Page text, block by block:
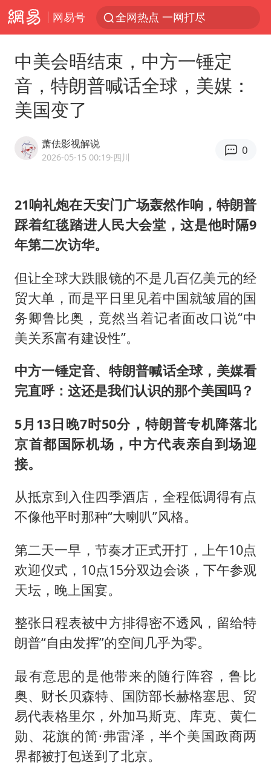
网易号 全网热点 一网打尽
中美会晤结束，中方一锤定
音，特朗普喊话全球，美媒：
美国变了
萧佉影视解说
2026-05-15 00:19·四川
0
21响礼炮在天安门广场轰然作响，特朗普
踩着红毯踏进人民大会堂，这是他时隔9
年第二次访华。
但让全球大跌眼镜的不是几百亿美元的经
贸大单，而是平日里见着中国就皱眉的国
务卿鲁比奥 ，竟然当着记者面改口说“中
美关系富有建设性”。
中方一锤定音、特朗普喊话全球，美媒看
完直呼：这还是我们认识的那个美国吗？
5月13日晚7时50分，特朗普专机降落北
京首都国际机场，中方代表亲自到场迎
接。
从抵京到入住四季酒店，全程低调得有点
不像他平时那种“大喇叭”风格。
第二天一早，节奏才正式开打，上午10点
欢迎仪式，10点15分双边会谈，下午参观
天坛，晚上国宴。
整张日程表被中方排得密不透风，留给特
朗普“自由发挥”的空间几乎为零。
最有意思的是他带来的随行阵容，鲁比
奥、财长贝森特、国防部长赫格塞思、贸
易代表格里尔，外加马斯克、库克、黄仁
勋、花旗的简·弗雷泽，半个美国政商两
界都被打包送到了北京。